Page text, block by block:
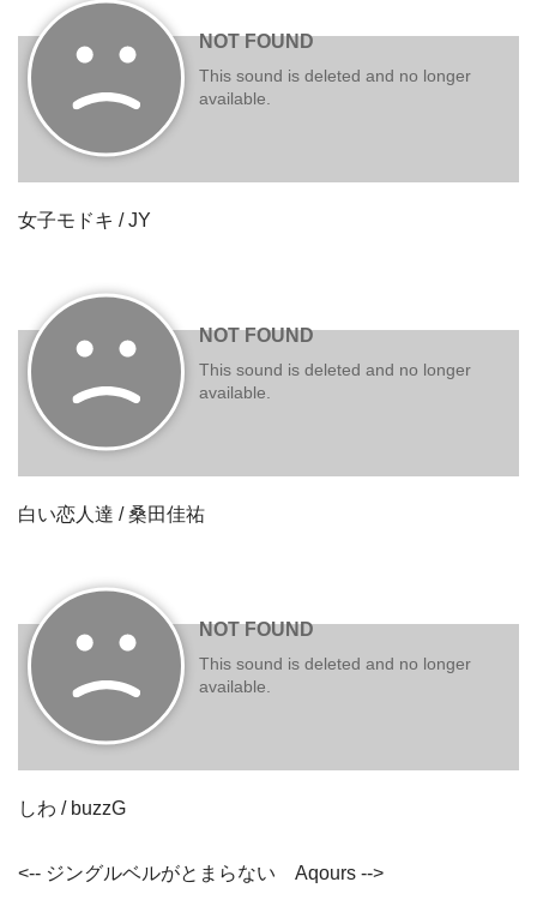
女子モドキ / JY
白い恋人達 / 桑田佳祐
しわ / buzzG
<-- ジングルベルがとまらない Aqours -->